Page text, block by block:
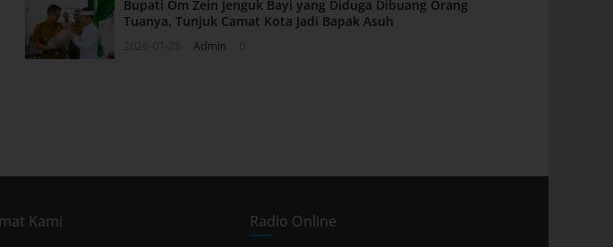
Bupati Om Zein Jenguk Bayi yang Diduga Dibuang Orang
Tuanya, Tunjuk Camat Kota Jadi Bapak Asuh
Admin
Kami Radio Online